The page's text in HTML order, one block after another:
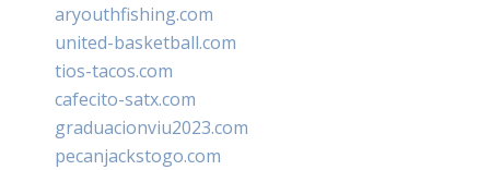
aryouthfishing.com
united-basketball.com
tios-tacos.com
cafecito-satx.com
graduacionviu2023.com
pecanjackstogo.com